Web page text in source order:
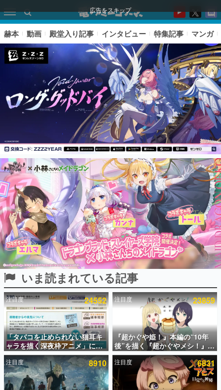
広告をスキップ
ピックアップ
電ファミのいま読まれている記事ランキング
アプリセール情報
インタビュー
連載・特集一覧
殿堂入り記事
SNS拡散数が数千以上！ ページビュー数万以上！ などな
ど。多くの人々に読まれた、電ファミ渾身の“殿堂入り”記
事をまとめました。
ゲームの企画書
名作ゲームクリエイターの方々に製作時のエピソードをお
聞きし、ヒットする企画（ゲーム）とは何か？を探ってい
きます。
赫本
この物語を解いてはいけない。『赫本』は、〈試験問題〉
の形をした短編ホラー小説集です。
赫本 動画 殿堂入り記事 インタビュー 特集記事 マンガ
いま読まれている記事
注目度 24552
「タバコを止められない猫耳キ
ャラを描く深夜枠アニメ」に視
聴者の一部から批判意見。違法
薬物の使用と思しき描写も含め
て、BPOが議論を交わす
注目度 23859
『超かぐや姫！』本編の“10年
後”を描く『超かぐやメシ！』
Web連載決定。新たなWebマン
ガレーベル「ビビビコミック」
にて特別話が掲載スタート、あ
のお話には…まだ続きがある！
注目度 8910 注目度 6831